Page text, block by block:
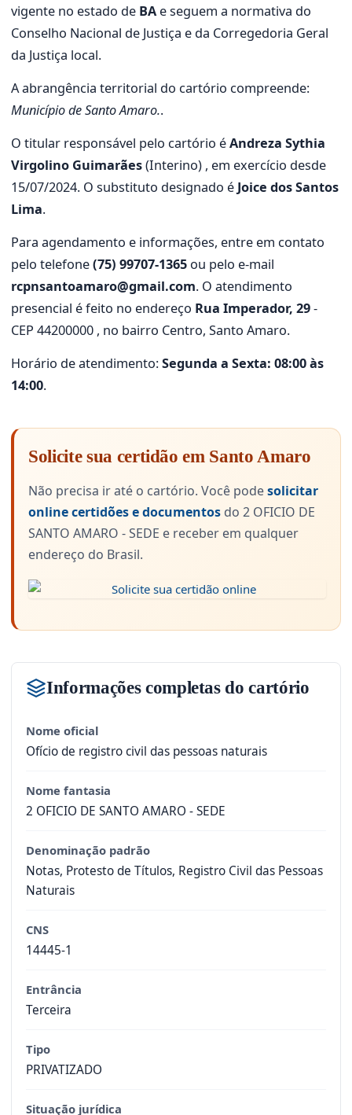
vigente no estado de BA e seguem a normativa do
Conselho Nacional de Justiça e da Corregedoria Geral
da Justiça local.
A abrangência territorial do cartório compreende:
Município de Santo Amaro..
O titular responsável pelo cartório éAndreza Sythia
Virgolino Guimarães(Interino) , em exercício desde
15/07/2024. O substituto designado é Joice dos Santos
Lima.
Para agendamento e informações, entre em contato
pelo telefone(75) 99707-1365 ou pelo e-mail
rcpnsantoamaro@gmail.com. O atendimento
presencial é feito no endereço Rua Imperador, 29-
CEP 44200000 , no bairro Centro, Santo Amaro.
Horário de atendimento:Segunda a Sexta: 08:00 às
14:00.
Solicite sua certidão em Santo Amaro
Não precisa ir até o cartório. Você podesolicitar
online certidões e documentos do 2 OFICIO DE
SANTO AMARO - SEDE e receber em qualquer
endereço do Brasil.
Informações completas do cartório
Nome oficial
Ofício de registro civil das pessoas naturais
Nome fantasia
2 OFICIO DE SANTO AMARO - SEDE
Denominação padrão
Notas, Protesto de Títulos, Registro Civil das Pessoas
Naturais
CNS
14445-1
Entrância
Terceira
Tipo
PRIVATIZADO
Situação jurídica